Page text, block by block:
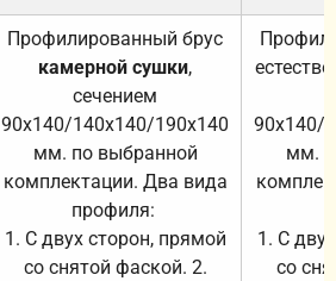
Профилированный брус
камерной сушки,
сечением
90х140/140х140/190х140
мм. по выбранной
комплектации. Два вида
профиля:
1. С двух сторон, прямой
со снятой фаской. 2.
90х140/
мм.
1. С
со